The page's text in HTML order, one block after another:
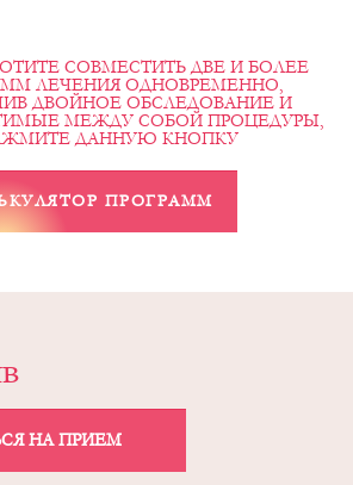
СОВМЕСТИТЬ ДВЕ И БОЛЕЕ
ЛЕЧЕНИЯ ОДНОВРЕМЕННО,
ДВОЙНОЕ ОБСЛЕДОВАНИЕ И
МЕЖДУ СОБОЙ ПРОЦЕДУРЫ,
ДАННУЮ КНОПКУ
ПРОГРАММ
НА ПРИЕМ